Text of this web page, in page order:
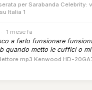
per Sarabanda Celebrity:
Italia 1
· 1 mese fa
a farlo funsionare
quando metto le cuffici o
mp3 Kenwood HD-